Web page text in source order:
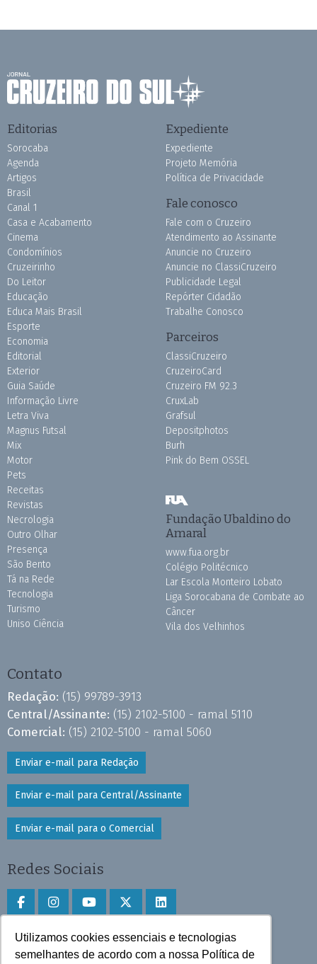
Utilizamos cookies essenciais e tecnologias
semelhantes de acordo com a nossa Política de
Editorias
Sorocaba
Agenda
Artigos
Brasil
Canal 1
Casa e Acabamento
Cinema
Condomínios
Cruzeirinho
Do Leitor
Educação
Educa Mais Brasil
Esporte
Economia
Editorial
Exterior
Guia Saúde
Informação Livre
Letra Viva
Magnus Futsal
Mix
Motor
Pets
Receitas
Revistas
Necrologia
Outro Olhar
Presença
São Bento
Tá na Rede
Tecnologia
Turismo
Uniso Ciência
Expediente
Expediente
Projeto Memória
Política de Privacidade
Fale conosco
Fale com o Cruzeiro
Atendimento ao Assinante
Anuncie no Cruzeiro
Anuncie no ClassiCruzeiro
Publicidade Legal
Repórter Cidadão
Trabalhe Conosco
Parceiros
ClassiCruzeiro
CruzeiroCard
Cruzeiro FM 92.3
CruxLab
Grafsul
Depositphotos
Burh
Pink do Bem OSSEL
Fundação Ubaldino do
Amaral
www.fua.org.br
Colégio Politécnico
Lar Escola Monteiro Lobato
Liga Sorocabana de Combate ao
Câncer
Vila dos Velhinhos
Contato
Redação: (15) 99789-3913
Central/Assinante: (15) 2102-5100 - ramal 5110
Comercial: (15) 2102-5100 - ramal 5060
Enviar e-mail para Redação
Enviar e-mail para Central/Assinante
Enviar e-mail para o Comercial
Redes Sociais
Faça download do aplicativo